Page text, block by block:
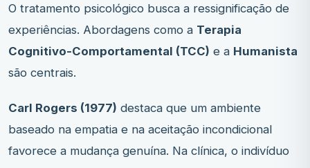
O tratamento psicológico busca a ressignificação de
experiências. Abordagens como a Terapia
Cognitivo-Comportamental (TCC) e a Humanista
são centrais.
Carl Rogers (1977) destaca que um ambiente
baseado na empatia e na aceitação incondicional
favorece a mudança genuína. Na clínica, o indivíduo